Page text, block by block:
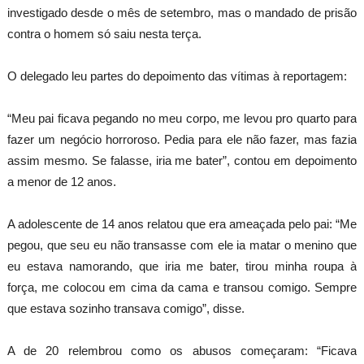
investigado desde o mês de setembro, mas o mandado de prisão
contra o homem só saiu nesta terça.
O delegado leu partes do depoimento das vítimas à reportagem:
“Meu pai ficava pegando no meu corpo, me levou pro quarto para
fazer um negócio horroroso. Pedia para ele não fazer, mas fazia
assim mesmo. Se falasse, iria me bater”, contou em depoimento
a menor de 12 anos.
A adolescente de 14 anos relatou que era ameaçada pelo pai: “Me
pegou, que seu eu não transasse com ele ia matar o menino que
eu estava namorando, que iria me bater, tirou minha roupa à
força, me colocou em cima da cama e transou comigo. Sempre
que estava sozinho transava comigo”, disse.
A de 20 relembrou como os abusos começaram: “Ficava